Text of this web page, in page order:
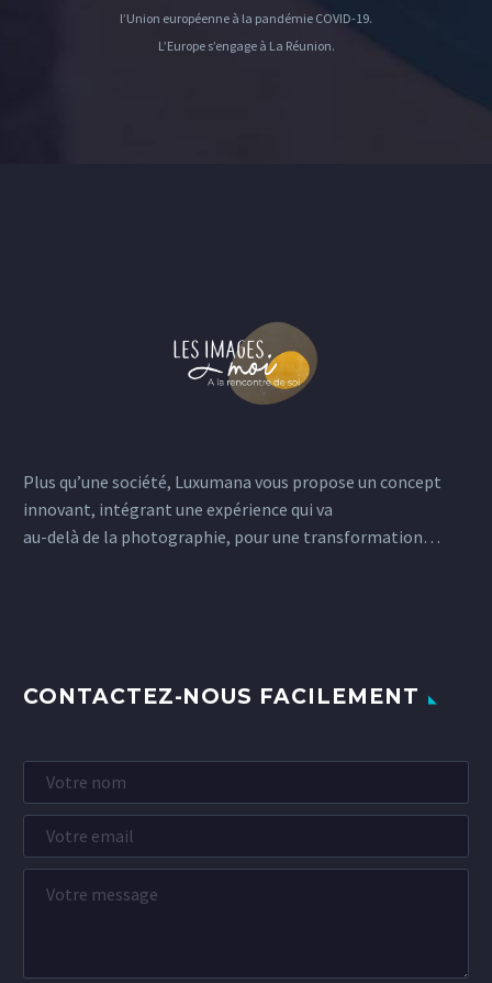
l’Union européenne à la pandémie COVID-19.
L’Europe s’engage à La Réunion.
Plus qu’une société, Luxumana vous propose un concept
innovant, intégrant une expérience qui va
au-delà de la photographie, pour une transformation…
CONTACTEZ-NOUS FACILEMENT